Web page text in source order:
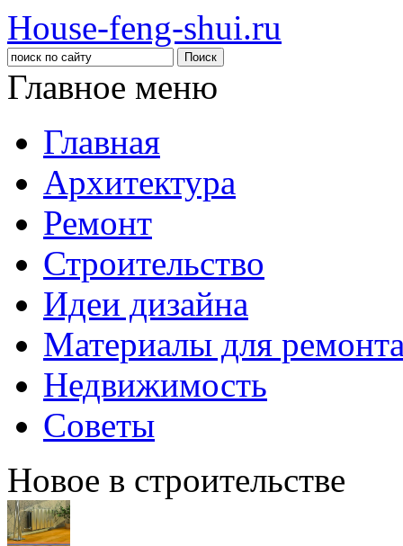
House-feng-shui.ru
Главное меню
Главная
Архитектура
Ремонт
Строительство
Идеи дизайна
Материалы для
Недвижимость
Советы
Новое в строительстве